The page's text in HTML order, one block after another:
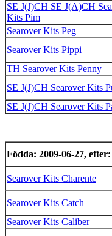
SE J(J)CH SE J(A)CH
Kits Pim
Searover Kits Peg
Searover Kits Pippi
TH Searover Kits Penny
SE J(J)CH Searover Kits
SE J(J)CH Searover Kits
Födda: 2009-06-27, efter:
Searover Kits Charente
Searover Kits Catch
Searover Kits Caliber